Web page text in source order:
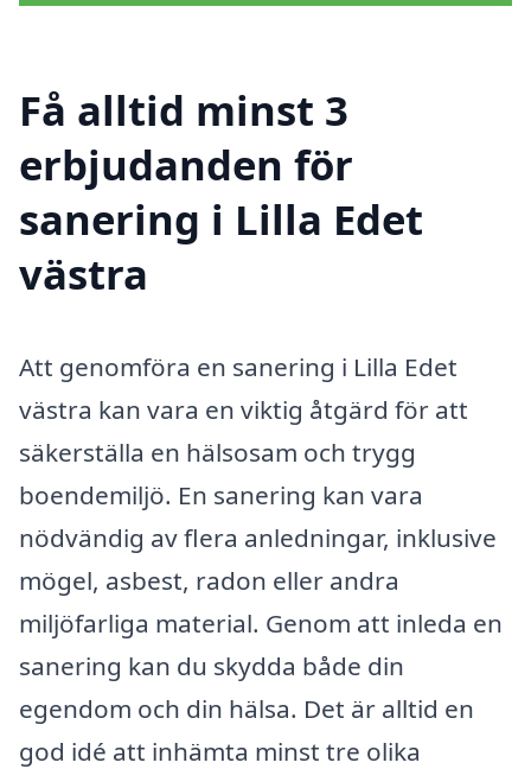
Få alltid minst 3
erbjudanden för
sanering i Lilla Edet
västra
Att genomföra en sanering i Lilla Edet
västra kan vara en viktig åtgärd för att
säkerställa en hälsosam och trygg
boendemiljö. En sanering kan vara
nödvändig av flera anledningar, inklusive
mögel, asbest, radon eller andra
miljöfarliga material. Genom att inleda en
sanering kan du skydda både din
egendom och din hälsa. Det är alltid en
god idé att inhämta minst tre olika